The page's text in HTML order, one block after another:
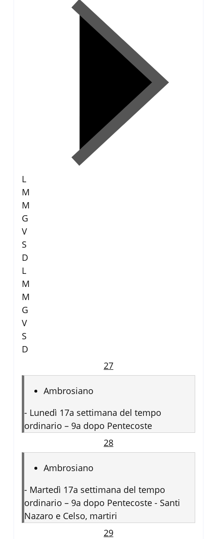
L
M
M
G
V
S
D
L
M
M
G
V
S
D
27
Ambrosiano
- Lunedì 17a settimana del tempo
ordinario – 9a dopo Pentecoste
28
Ambrosiano
- Martedì 17a settimana del tempo
ordinario – 9a dopo Pentecoste - Santi
Nazaro e Celso, martiri
29